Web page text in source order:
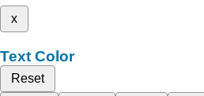
x
Text Color
Reset